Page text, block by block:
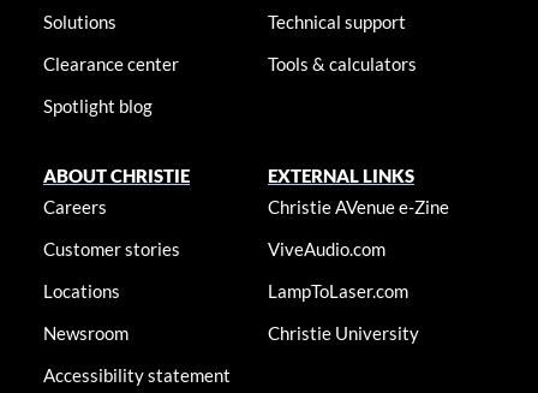
Solutions
Clearance center
Spotlight blog
Technical support
Tools & calculators
ABOUT CHRISTIE
Careers
Customer stories
Locations
Newsroom
Accessibility statement
EXTERNAL LINKS
Christie AVenue e-Zine
ViveAudio.com
LampToLaser.com
Christie University